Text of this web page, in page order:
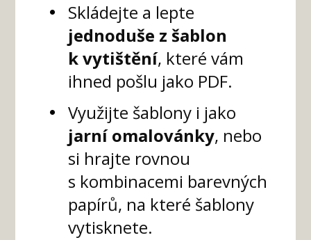
Skládejte a lepte
jednoduše z šablon
k vytištění, které vám
ihned pošlu jako PDF.
Využijte šablony i jako
jarní omalovánky, nebo
si hrajte rovnou
s kombinacemi barevných
papírů, na které šablony
vytisknete.